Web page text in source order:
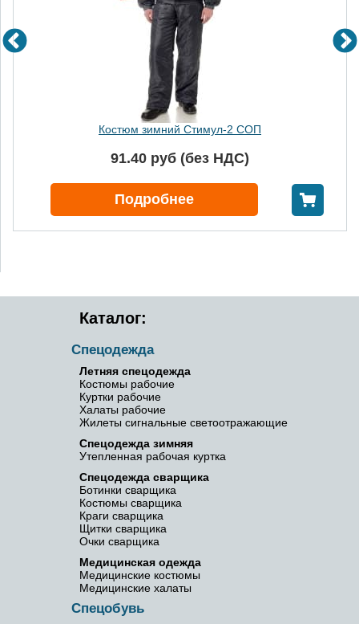
Костюм зимний Стимул-2 СОП
91.40 руб (без НДС)
Подробнее
Каталог:
Спецодежда
Летняя спецодежда
Костюмы рабочие
Куртки рабочие
Халаты рабочие
Жилеты сигнальные светоотражающие
Спецодежда зимняя
Утепленная рабочая куртка
Спецодежда сварщика
Ботинки сварщика
Костюмы сварщика
Краги сварщика
Щитки сварщика
Очки сварщика
Медицинская одежда
Медицинские костюмы
Медицинские халаты
Спецобувь